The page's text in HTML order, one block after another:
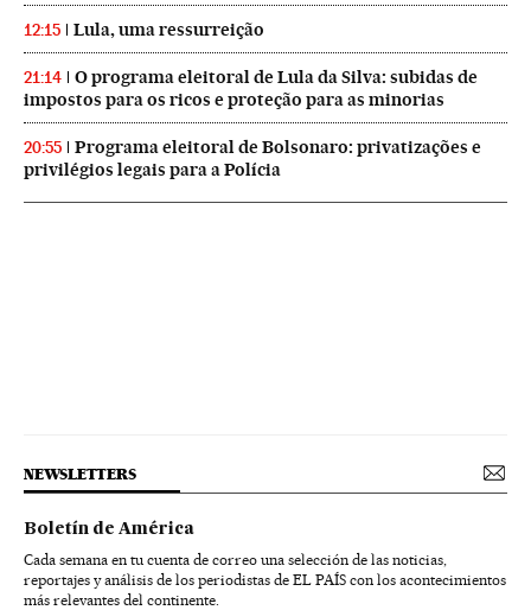
12:15 Lula, uma ressurreição
21:14
O programa eleitoral de Lula da Silva: subidas de
impostos para os ricos e proteção para as minorias
20:55
Programa eleitoral de Bolsonaro: privatizações e
privilégios legais para a Polícia
NEWSLETTERS
Boletín de América
Cada semana en tu cuenta de correo una selección de las noticias,
reportajes y análisis de los periodistas de EL PAÍS con los acontecimientos
más relevantes del continente.